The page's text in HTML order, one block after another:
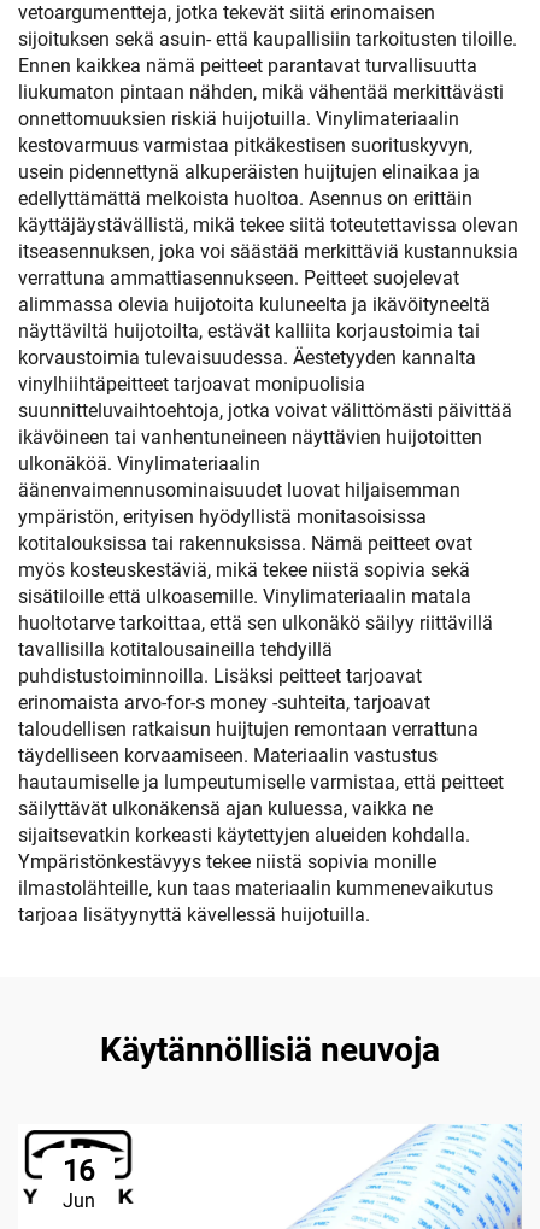
vetoargumentteja, jotka tekevät siitä erinomaisen
sijoituksen sekä asuin- että kaupallisiin tarkoitusten tiloille.
Ennen kaikkea nämä peitteet parantavat turvallisuutta
liukumaton pintaan nähden, mikä vähentää merkittävästi
onnettomuuksien riskiä huijotuilla. Vinylimateriaalin
kestovarmuus varmistaa pitkäkestisen suorituskyvyn,
usein pidennettynä alkuperäisten huijtujen elinaikaa ja
edellyttämättä melkoista huoltoa. Asennus on erittäin
käyttäjäystävällistä, mikä tekee siitä toteutettavissa olevan
itseasennuksen, joka voi säästää merkittäviä kustannuksia
verrattuna ammattiasennukseen. Peitteet suojelevat
alimmassa olevia huijotoita kuluneelta ja ikävöityneeltä
näyttäviltä huijotoilta, estävät kalliita korjaustoimia tai
korvaustoimia tulevaisuudessa. Äestetyyden kannalta
vinylhiihtäpeitteet tarjoavat monipuolisia
suunnitteluvaihtoehtoja, jotka voivat välittömästi päivittää
ikävöineen tai vanhentuneineen näyttävien huijotoitten
ulkonäköä. Vinylimateriaalin
äänenvaimennusominaisuudet luovat hiljaisemman
ympäristön, erityisen hyödyllistä monitasoisissa
kotitalouksissa tai rakennuksissa. Nämä peitteet ovat
myös kosteuskestäviä, mikä tekee niistä sopivia sekä
sisätiloille että ulkoasemille. Vinylimateriaalin matala
huoltotarve tarkoittaa, että sen ulkonäkö säilyy riittävillä
tavallisilla kotitalousaineilla tehdyillä
puhdistustoiminnoilla. Lisäksi peitteet tarjoavat
erinomaista arvo-for-s money -suhteita, tarjoavat
taloudellisen ratkaisun huijtujen remontaan verrattuna
täydelliseen korvaamiseen. Materiaalin vastustus
hautaumiselle ja lumpeutumiselle varmistaa, että peitteet
säilyttävät ulkonäkensä ajan kuluessa, vaikka ne
sijaitsevatkin korkeasti käytettyjen alueiden kohdalla.
Ympäristönkestävyys tekee niistä sopivia monille
ilmastolähteille, kun taas materiaalin kummenevaikutus
tarjoaa lisätyynyttä kävellessä huijotuilla.
Käytännöllisiä neuvoja
16
Jun